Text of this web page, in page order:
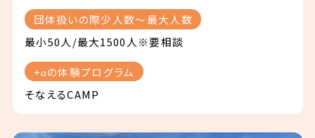
団体扱いの際少人数〜最大人数
最小50人/最大1500人※要相談
+αの体験プログラム
そなえるCAMP